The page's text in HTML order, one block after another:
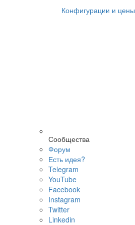
Конфигурации и цены
Сообщества
Форум
Есть идея?
Telegram
YouTube
Facebook
Instagram
Twitter
Linkedin